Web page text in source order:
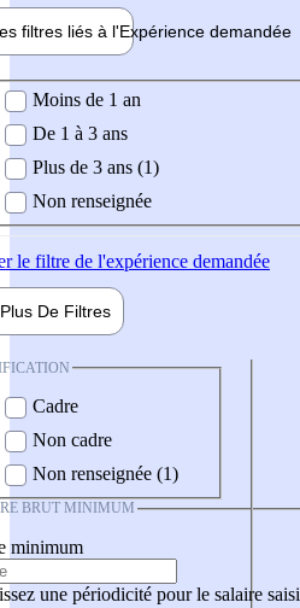
filtres liés à l'Expérience demandée
demandée
Moins de 1 an
De 1 à 3 ans
Plus de 3 ans (1)
Non renseignée
le filtre de l'expérience demandée
Plus De Filtres
Cadre
Non cadre
Non renseignée (1)
BRUT MINIMUM
minimum
une périodicité pour le salaire saisi